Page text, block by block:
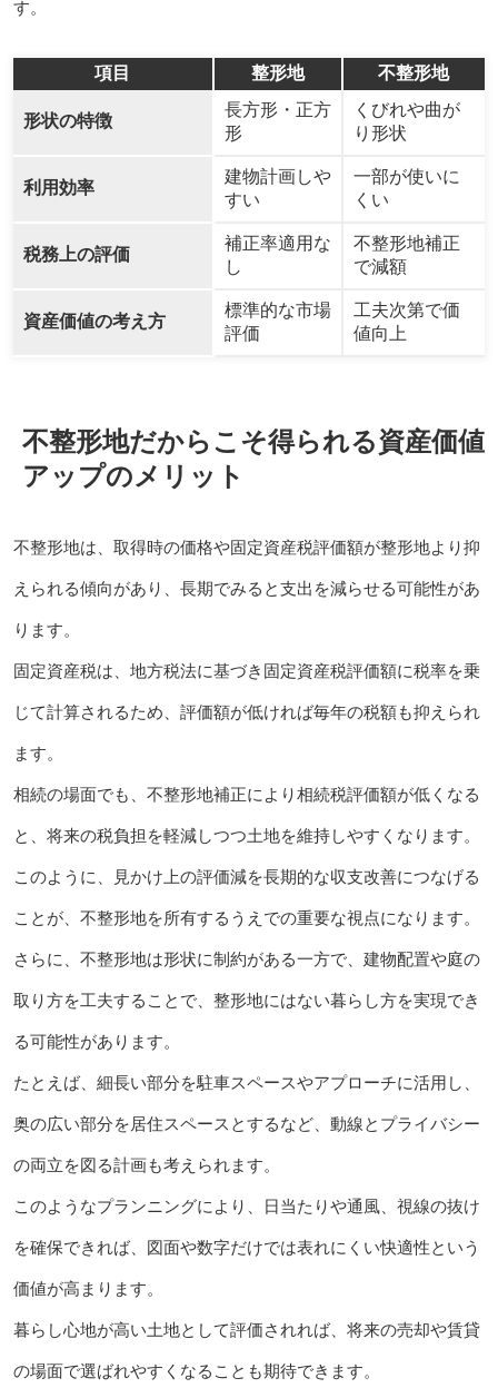
す。
項目 整形地 不整形地
形状の特徴
長方形・正方
形
くびれや曲が
り形状
利用効率
建物計画しや
すい
一部が使いに
くい
税務上の評価
補正率適用な
し
不整形地補正
で減額
資産価値の考え方
標準的な市場
評価
工夫次第で価
値向上
不整形地だからこそ得られる資産価値
アップのメリット
不整形地は、取得時の価格や固定資産税評価額が整形地より抑
えられる傾向があり、長期でみると支出を減らせる可能性があ
ります。
固定資産税は、地方税法に基づき固定資産税評価額に税率を乗
じて計算されるため、評価額が低ければ毎年の税額も抑えられ
ます。
相続の場面でも、不整形地補正により相続税評価額が低くなる
と、将来の税負担を軽減しつつ土地を維持しやすくなります。
このように、見かけ上の評価減を長期的な収支改善につなげる
ことが、不整形地を所有するうえでの重要な視点になります。
さらに、不整形地は形状に制約がある一方で、建物配置や庭の
取り方を工夫することで、整形地にはない暮らし方を実現でき
る可能性があります。
たとえば、細長い部分を駐車スペースやアプローチに活用し、
奥の広い部分を居住スペースとするなど、動線とプライバシー
の両立を図る計画も考えられます。
このようなプランニングにより、日当たりや通風、視線の抜け
を確保できれば、図面や数字だけでは表れにくい快適性という
価値が高まります。
暮らし心地が高い土地として評価されれば、将来の売却や賃貸
の場面で選ばれやすくなることも期待できます。